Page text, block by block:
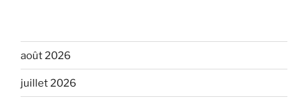
août 2026
juillet 2026